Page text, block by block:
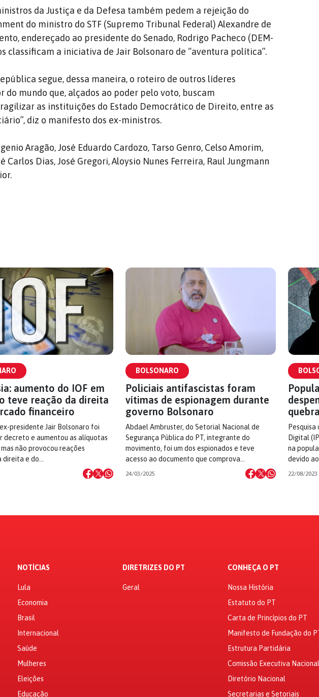
da Justiça e da Defesa também pedem a rejeição do
do ministro do STF (Supremo Tribunal Federal) Alexandre de
endereçado ao presidente do Senado, Rodrigo Pacheco (DEM-
classificam a iniciativa de Jair Bolsonaro de “aventura política”.
segue, dessa maneira, o roteiro de outros líderes
do mundo que, alçados ao poder pelo voto, buscam
as instituições do Estado Democrático de Direito, entre as
diz o manifesto dos ex-ministros.
Aragão, José Eduardo Cardozo, Tarso Genro, Celso Amorim,
Carlos Dias, José Gregori, Aloysio Nunes Ferreira, Raul Jungmann
aumento do IOF em
teve reação da direita
financeiro
presidente Jair Bolsonaro foi
decreto e aumentou as alíquotas
não provocou reações
e do…
BOLSONARO
Policiais antifascistas foram
vítimas de espionagem durante
governo Bolsonaro
Abdael Ambruster, do Setorial Nacional de
Segurança Pública do PT, integrante do
movimento, foi um dos espionados e teve
acesso ao documento que comprova…
24/03/2025
Digital
na
devido ao
22/08/2023
NOTÍCIAS
Lula
Economia
Brasil
Internacional
Saúde
Mulheres
Eleições
Educação
DIRETRIZES DO PT
Geral
CONHEÇA O PT
Nossa História
Estatuto do PT
Carta de Princípios do PT
Manifesto de Fundação do
Estrutura Partidária
Comissão Executiva Nacional
Diretório Nacional
Secretarias e Setoriais